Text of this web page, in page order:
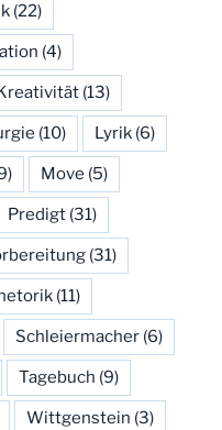
(22)
(4)
(13)
(10) Lyrik (6)
Move (5)
Predigt (31)
(31)
(11)
Schleiermacher (6)
Tagebuch (9)
Wittgenstein (3)